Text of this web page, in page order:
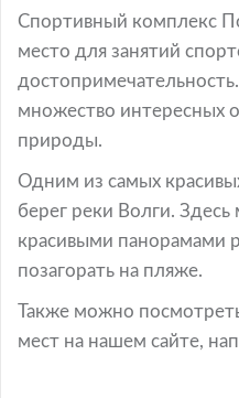
Спортивный комплекс
место для занятий
множество интересных
природы.
Одним из самых
берег реки Волги.
красивыми панорамами
позагорать на пляже.
Также можно
мест на нашем сайте,